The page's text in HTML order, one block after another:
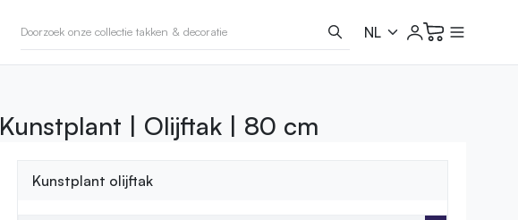
Kunstplant | Olijftak | 80 cm
Kunstplant olijftak